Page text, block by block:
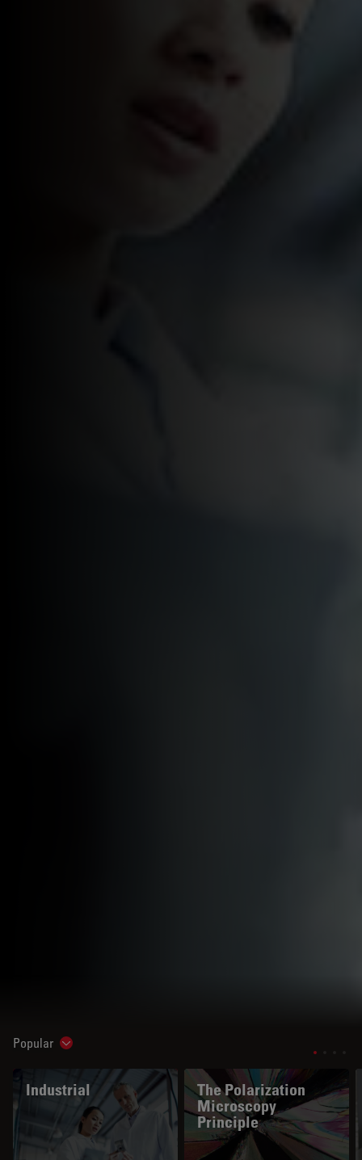
Popular Show subnavigation
Industrial
The Polarization
Microscopy
Principle